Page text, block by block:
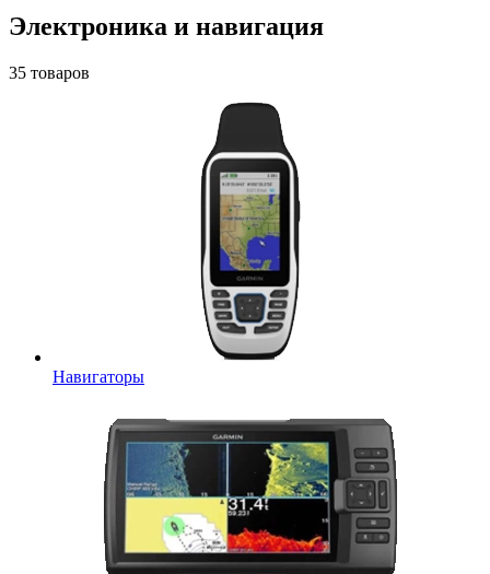
Электроника и навигация
35 товаров
Навигаторы